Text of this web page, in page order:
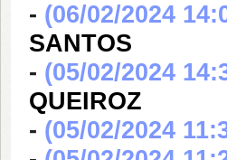
- (06/02/2024
SANTOS
- (05/02/2024
QUEIROZ
- (05/02/2024